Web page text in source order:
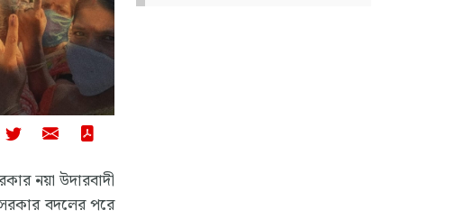
নয়া উদারবাদী
বদলের পরে